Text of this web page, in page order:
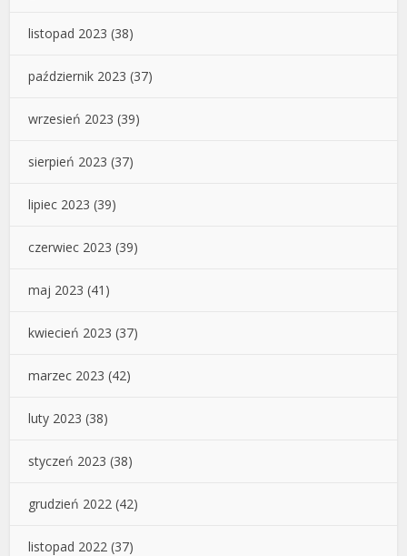
listopad 2023 (38)
październik 2023 (37)
wrzesień 2023 (39)
sierpień 2023 (37)
lipiec 2023 (39)
czerwiec 2023 (39)
maj 2023 (41)
kwiecień 2023 (37)
marzec 2023 (42)
luty 2023 (38)
styczeń 2023 (38)
grudzień 2022 (42)
listopad 2022 (37)